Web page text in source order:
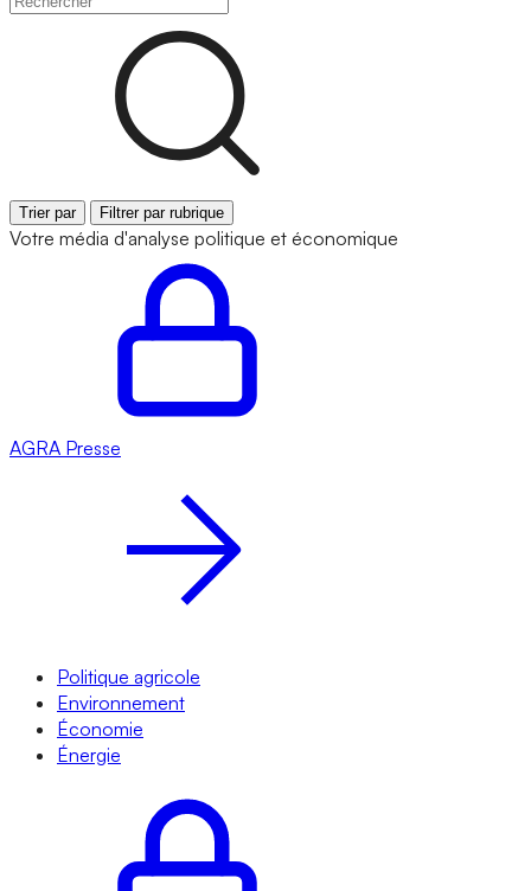
Trier par Filtrer par rubrique
Votre média d'analyse politique et économique
AGRA Presse
Politique agricole
Environnement
Économie
Énergie